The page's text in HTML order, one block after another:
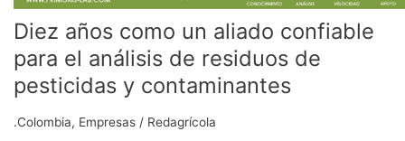
Diez años como un aliado confiable
para el análisis de residuos de
pesticidas y contaminantes
.Colombia, Empresas / Redagrícola
como
un
confiable
para
análisis